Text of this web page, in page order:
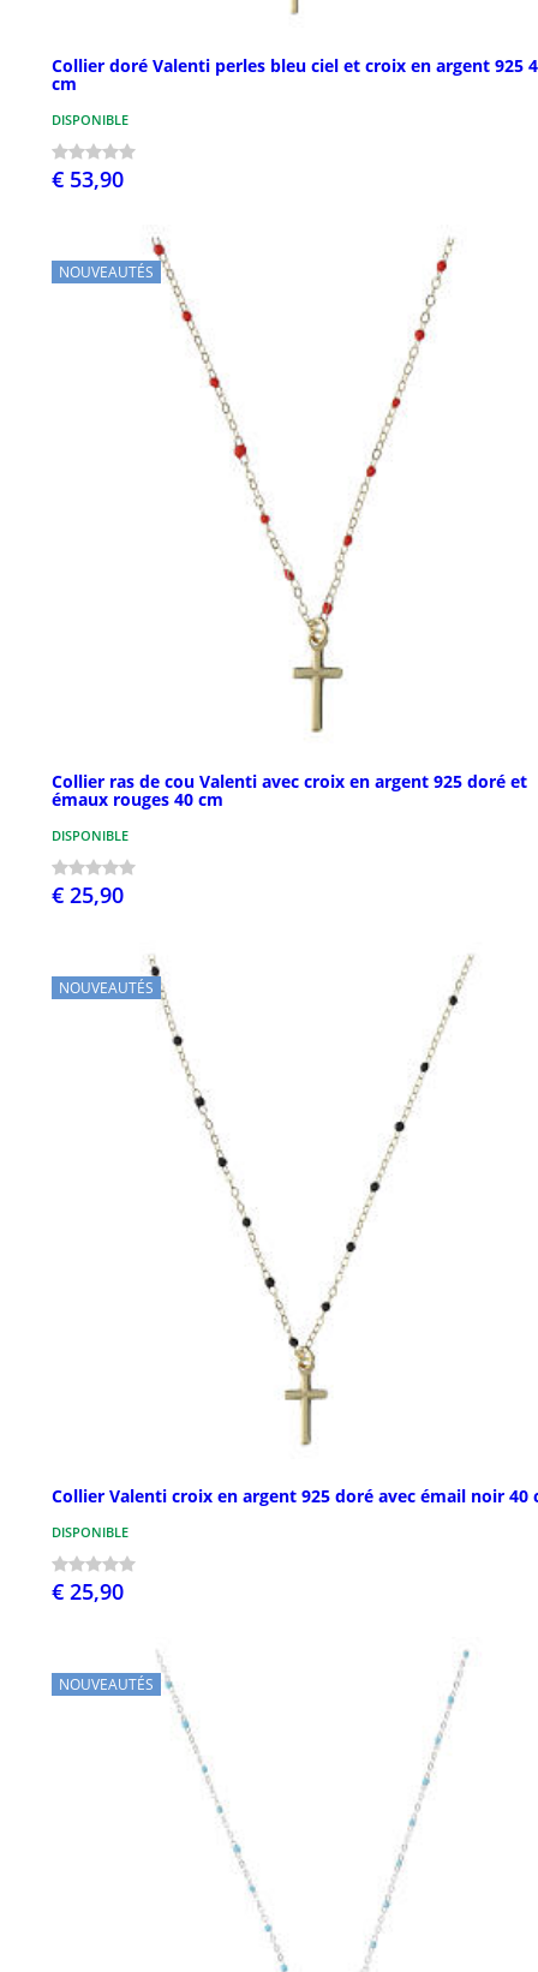
Collier doré Valenti perles bleu ciel et croix en argent 925
cm
DISPONIBLE
€ 53,90
NOUVEAUTÉS
Collier ras de cou Valenti avec croix en argent 925 doré et
émaux rouges 40 cm
DISPONIBLE
€ 25,90
NOUVEAUTÉS
Collier Valenti croix en argent 925 doré avec émail noir 40
DISPONIBLE
€ 25,90
NOUVEAUTÉS